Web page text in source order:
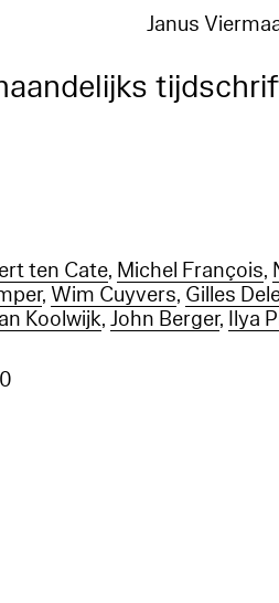
Janus
ten Cate, Michel François,
, Wim Cuyvers, Gilles
Koolwijk,John Berger, Ilya